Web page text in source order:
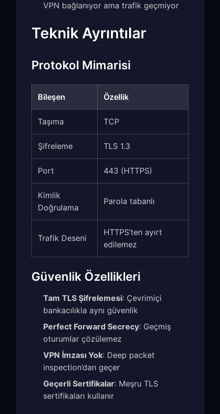
VPN bağlanıyor ama trafik geçmiyor
Teknik Ayrıntılar
Protokol Mimarisi
Bileşen Özellik
Taşıma TCP
Şifreleme TLS 1.3
Port 443 (HTTPS)
Kimlik
Doğrulama
Parola tabanlı
Trafik Deseni
HTTPS’ten ayırt
edilemez
Güvenlik Özellikleri
Tam TLS Şifrelemesi: Çevrimiçi
bankacılıkla aynı güvenlik
Perfect Forward Secrecy: Geçmiş
oturumlar çözülemez
VPN İmzası Yok: Deep packet
inspection’dan geçer
Geçerli Sertifikalar: Meşru TLS
sertifikaları kullanır